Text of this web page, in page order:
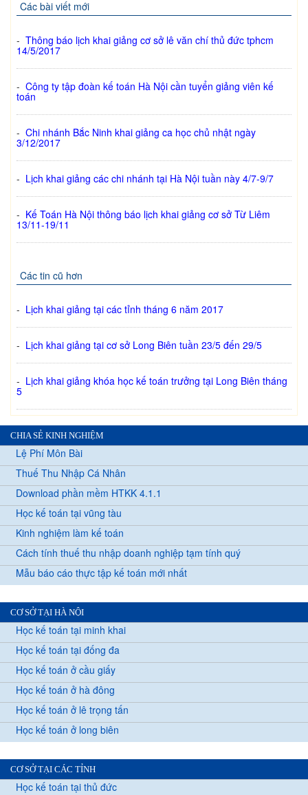
Các bài viết mới
- Thông báo lịch khai giảng cơ sở lê văn chí thủ đức tphcm
14/5/2017
- Công ty tập đoàn kế toán Hà Nội cần tuyển giảng viên kế
toán
- Chi nhánh Bắc Ninh khai giảng ca học chủ nhật ngày
3/12/2017
- Lịch khai giảng các chi nhánh tại Hà Nội tuần này 4/7-9/7
- Kế Toán Hà Nội thông báo lịch khai giảng cơ sở Từ Liêm
13/11-19/11
Các tin cũ hơn
- Lịch khai giảng tại các tỉnh tháng 6 năm 2017
- Lịch khai giảng tại cơ sở Long Biên tuần 23/5 đến 29/5
- Lịch khai giảng khóa học kế toán trưởng tại Long Biên tháng
5
CHIA SẺ KINH NGHIỆM
Lệ Phí Môn Bài
Thuế Thu Nhập Cá Nhân
Download phần mềm HTKK 4.1.1
Học kế toán tại vũng tàu
Kinh nghiệm làm kế toán
Cách tính thuế thu nhập doanh nghiệp tạm tính quý
Mẫu báo cáo thực tập kế toán mới nhất
CƠ SỞ TẠI HÀ NỘI
Học kế toán tại minh khai
Học kế toán tại đống đa
Học kế toán ở cầu giấy
Học kế toán ở hà đông
Học kế toán ở lê trọng tấn
Học kế toán ở long biên
CƠ SỞ TẠI CÁC TỈNH
Học kế toán tại thủ đức